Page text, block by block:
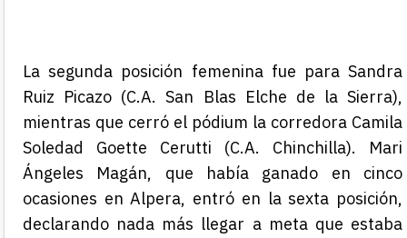
La segunda posición femenina fue para Sandra
Ruiz Picazo (C.A. San Blas Elche de la Sierra),
mientras que cerró el pódium la corredora Camila
Soledad Goette Cerutti (C.A. Chinchilla). Mari
Ángeles Magán, que había ganado en cinco
ocasiones en Alpera, entró en la sexta posición,
declarando nada más llegar a meta que estaba